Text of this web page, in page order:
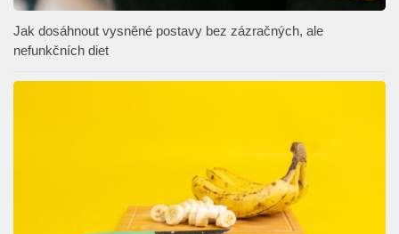
Jak dosáhnout vysněné postavy bez zázračných, ale
nefunkčních diet